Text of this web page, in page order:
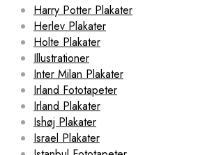
Harry Potter Plakater
Herlev Plakater
Holte Plakater
Illustrationer
Inter Milan Plakater
Irland Fototapeter
Irland Plakater
Ishøj Plakater
Israel Plakater